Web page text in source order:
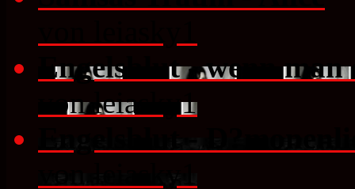
Engelsblut - wenn
von leiasky1
Engelsblut -
von leiasky1